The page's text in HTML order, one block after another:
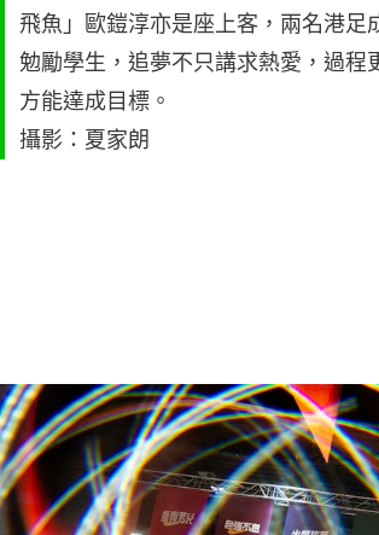
飛魚」歐鎧淳亦是座上客，兩名港足
勉勵學生，追夢不只講求熱愛，過程
方能達成目標。
攝影：夏家朗